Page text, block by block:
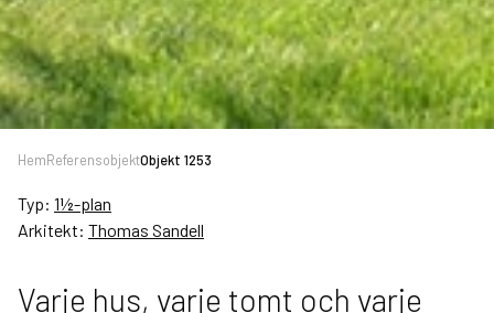
HemReferensobjektObjekt 1253
Typ: 1½-plan
Arkitekt: Thomas Sandell
Varje hus, varje tomt och varje